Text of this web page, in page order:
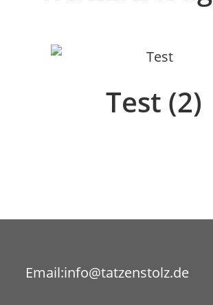
Test (2)
Email:info@tatzenstolz.de